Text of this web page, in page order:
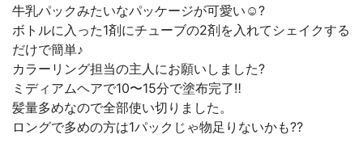
牛乳パックみたいなパッケージが可愛い☺️?
ボトルに入った1剤にチューブの2剤を入れてシェイクする
だけで簡単♪
カラーリング担当の主人にお願いしました?
ミディアムヘアで10〜15分で塗布完了‼︎
髪量多めなので全部使い切りました。
ロングで多めの方は1パックじゃ物足りないかも⁇